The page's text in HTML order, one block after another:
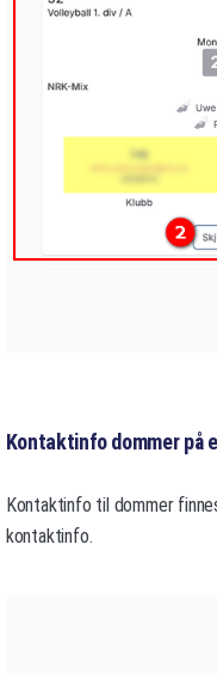
Kontaktinfo dommer på
Kontaktinfo til dommer
kontaktinfo.